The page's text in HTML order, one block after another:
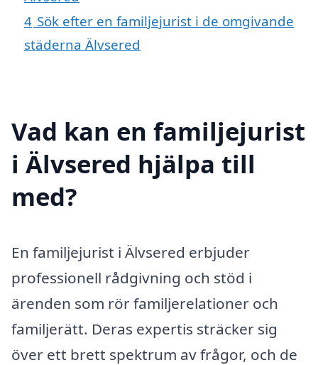
4 Sök efter en familjejurist i de omgivande
städerna Älvsered
Vad kan en familjejurist
i Älvsered hjälpa till
med?
En familjejurist i Älvsered erbjuder
professionell rådgivning och stöd i
ärenden som rör familjerelationer och
familjerätt. Deras expertis sträcker sig
över ett brett spektrum av frågor, och de